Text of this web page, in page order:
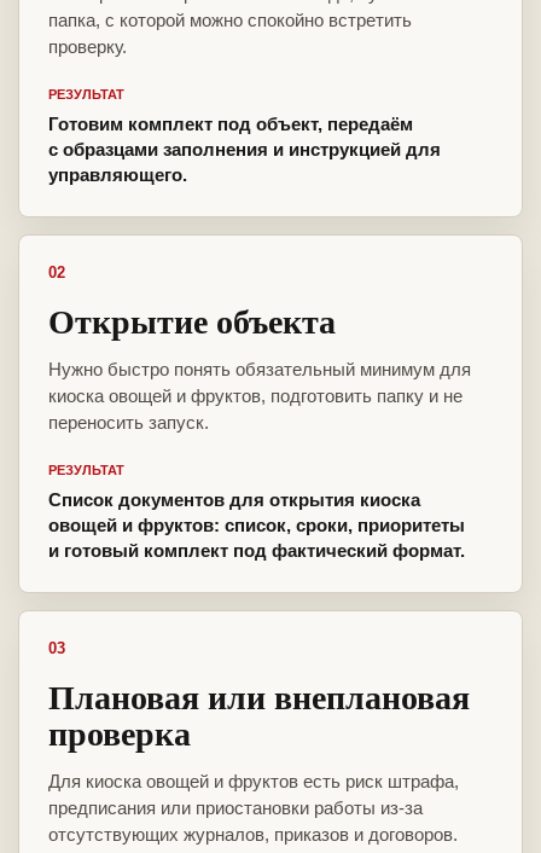
папка, с которой можно спокойно встретить
проверку.
РЕЗУЛЬТАТ
Готовим комплект под объект, передаём
с образцами заполнения и инструкцией для
управляющего.
02
Открытие объекта
Нужно быстро понять обязательный минимум для
киоска овощей и фруктов, подготовить папку и не
переносить запуск.
РЕЗУЛЬТАТ
Список документов для открытия киоска
овощей и фруктов: список, сроки, приоритеты
и готовый комплект под фактический формат.
03
Плановая или внеплановая
проверка
Для киоска овощей и фруктов есть риск штрафа,
предписания или приостановки работы из-за
отсутствующих журналов, приказов и договоров.